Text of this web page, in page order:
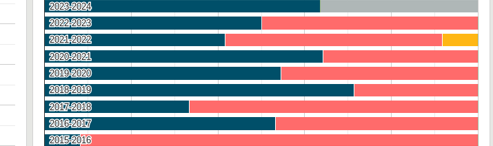
2023-2024
2023-2024
2022-2023
2022-2023
2021-2022
2021-2022
2020-2021
2020-2021
2019-2020
2019-2020
2018-2019
2018-2019
2017-2018
2017-2018
2016-2017
2016-2017
2015-2016
2015-2016